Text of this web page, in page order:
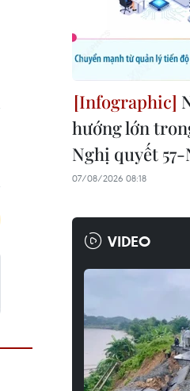
hướng lớn
Nghị quyết
07/08/2026 08:18
VIDEO